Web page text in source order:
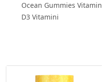
Ocean Gummies Vitamin
D3 Vitamini